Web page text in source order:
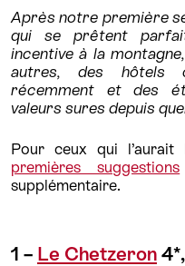
Après notre première
qui se prêtent
incentive à la
autres, des hôtels
récemment et des
valeurs sures depuis
Pour ceux qui
premières suggestions
supplémentaire.
1 – Le Chetzeron